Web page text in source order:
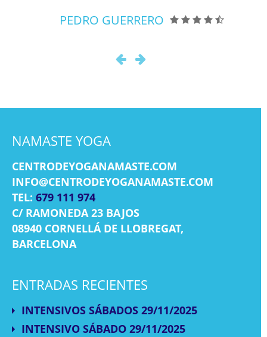
PEDRO GUERRERO
NAMASTE YOGA
CENTRODEYOGANAMASTE.COM
INFO@CENTRODEYOGANAMASTE.COM
TEL: 679 111 974
C/ RAMONEDA 23 BAJOS
08940 CORNELLÁ DE LLOBREGAT,
BARCELONA
ENTRADAS RECIENTES
INTENSIVOS SÁBADOS 29/11/2025
INTENSIVO SÁBADO 29/11/2025